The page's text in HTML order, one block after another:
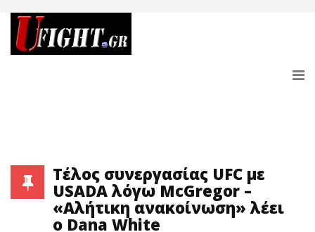
Τέλος συνεργασίας UFC με
USADA λόγω McGregor –
«Αλήτικη ανακοίνωση» λέει
ο Dana White